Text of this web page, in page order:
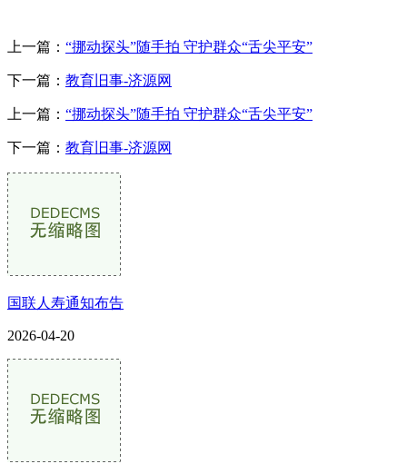
上一篇： “挪动探头”随手拍 守护群众“舌尖平安”
下一篇： 教育旧事-济源网
上一篇： “挪动探头”随手拍 守护群众“舌尖平安”
下一篇： 教育旧事-济源网
国联人寿通知布告
2026-04-20